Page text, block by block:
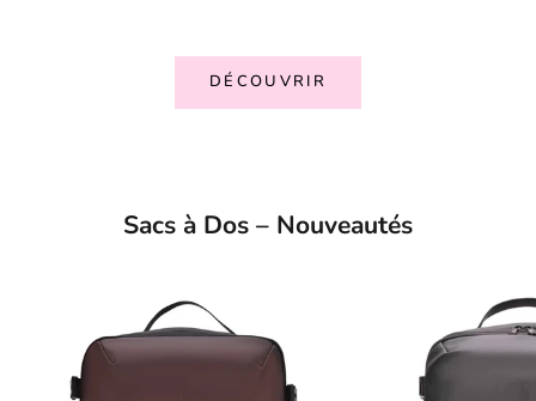
DÉCOUVRIR
Sacs à Dos – Nouveautés